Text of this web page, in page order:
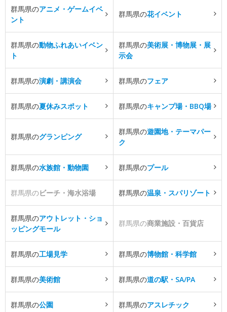
群馬県のアニメ・ゲームイベ
ント
群馬県の花イベント
群馬県の動物ふれあいイベン
ト
群馬県の美術展・博物展・展
示会
群馬県の演劇・講演会 群馬県のフェア
群馬県の夏休みスポット 群馬県のキャンプ場・BBQ場
群馬県のグランピング
群馬県の遊園地・テーマパー
ク
群馬県の水族館・動物園 群馬県のプール
群馬県のビーチ・海水浴場 群馬県の温泉・スパリゾート
群馬県のアウトレット・ショ
ッピングモール
群馬県の商業施設・百貨店
群馬県の工場見学 群馬県の博物館・科学館
群馬県の美術館 群馬県の道の駅・SA/PA
群馬県の公園 群馬県のアスレチック